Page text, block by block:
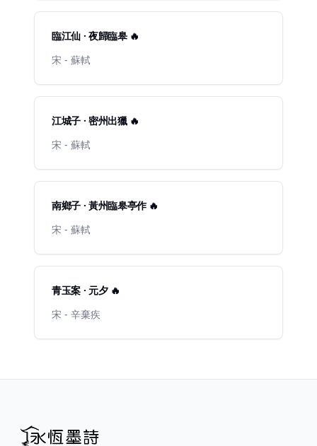
臨江仙 · 夜歸臨皋 🔥
宋 - 蘇軾
江城子 · 密州出獵 🔥
宋 - 蘇軾
南鄉子 · 黃州臨皋亭作 🔥
宋 - 蘇軾
青玉案 · 元夕 🔥
宋 - 辛棄疾